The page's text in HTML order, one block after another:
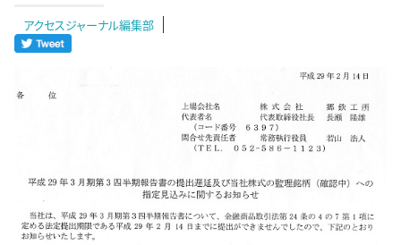
アクセスジャーナル編集部